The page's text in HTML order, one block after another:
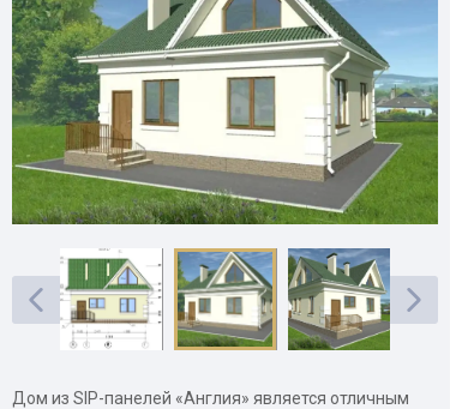
Дом из SIP-панелей «Англия» является отличным